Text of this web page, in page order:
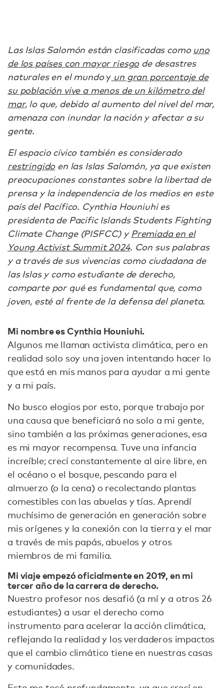
Las Islas Salomón están clasificadas como uno
de los países con mayor riesgode desastres
naturales en el mundoy un gran porcentaje de
su población vive a menos de un kilómetro del
mar, lo que, debido al aumento del nivel del mar,
amenaza con inundar la nación y afectar a su
gente.
El espacio cívico también es considerado
restringidoen las Islas Salomón, ya que existen
preocupaciones constantes sobre la libertad de
prensa y la independencia de los medios en este
país del Pacífico. Cynthia Houniuhi es
presidenta de Pacific Islands Students Fighting
Climate Change (PISFCC) y Premiada en el
Young Activist Summit 2024. Con sus palabras
y a través de sus vivencias como ciudadana de
las Islas y como estudiante de derecho,
comparte por qué es fundamental que, como
joven, esté al frente de la defensa del planeta.
Mi nombre es Cynthia Houniuhi.
Algunos me llaman activista climática, pero en
realidad solo soy una joven intentando hacer lo
que está en mis manos para ayudar a mi gente
y a mi país.
No busco elogios por esto, porque trabajo por
una causa que beneficiará no solo a mi gente,
sino también a las próximas generaciones, esa
es mi mayor recompensa. Tuve una infancia
increíble; crecí constantemente al aire libre, en
el océano o el bosque, pescando para el
almuerzo (o la cena) o recolectando plantas
comestibles con las abuelas y tías. Aprendí
muchísimo de generación en generación sobre
mis orígenes y la conexión con la tierra y el mar
a través de mis papás, abuelos y otros
miembros de mi familia.
Mi viaje empezó oficialmente en 2019, en mi
tercer año de la carrera de derecho.
Nuestro profesor nos desafió (a mí y a otros 26
estudiantes) a usar el derecho como
instrumento para acelerar la acción climática,
reflejando la realidad y los verdaderos impactos
que el cambio climático tiene en nuestras casas
y comunidades.